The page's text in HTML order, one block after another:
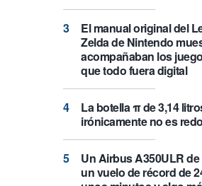
El manual original del
Zelda de Nintendo
acompañaban los
que todo fuera digital
La botella π de 3,14
irónicamente no es
Un Airbus A350ULR
un vuelo de récord de